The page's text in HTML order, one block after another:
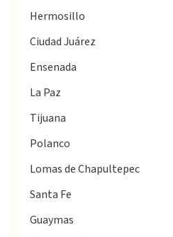
Hermosillo
Ciudad Juárez
Ensenada
La Paz
Tijuana
Polanco
Lomas de Chapultepec
Santa Fe
Guaymas